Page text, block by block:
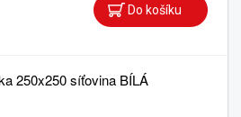
250x250 síťovina BÍLÁ